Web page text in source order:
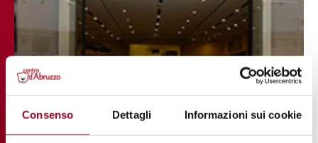
Consenso Dettagli Informazioni sui cookie